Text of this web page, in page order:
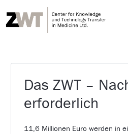
Das ZWT –
erforderlich
11,6 Millionen Euro werden in